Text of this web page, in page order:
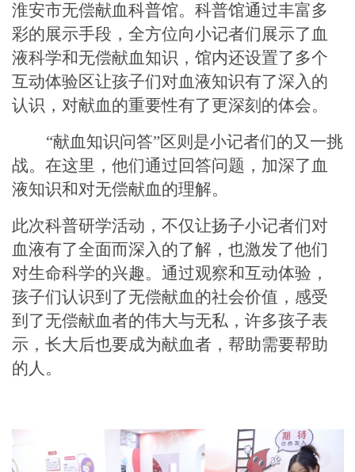
淮安市无偿献血科普馆。科普馆通过丰富多
彩的展示手段，全方位向小记者们展示了血
液科学和无偿献血知识，馆内还设置了多个
互动体验区让孩子们对血液知识有了深入的
认识，对献血的重要性有了更深刻的体会。
“献血知识问答”区则是小记者们的又一挑
战。在这里，他们通过回答问题，加深了血
液知识和对无偿献血的理解。
此次科普研学活动，不仅让扬子小记者们对
血液有了全面而深入的了解，也激发了他们
对生命科学的兴趣。通过观察和互动体验，
孩子们认识到了无偿献血的社会价值，感受
到了无偿献血者的伟大与无私，许多孩子表
示，长大后也要成为献血者，帮助需要帮助
的人。